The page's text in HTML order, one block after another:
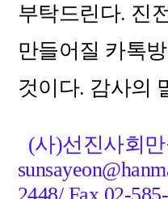
부탁드린다. 진
만들어질 카톡
것이다. 감사의
(사)선진사회